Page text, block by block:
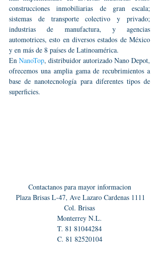
construcciones inmobiliarias de gran escala;
sistemas de transporte colectivo y privado;
industrias de manufactura, y agencias
automotrices, esto en diversos estados de México
y en más de 8 países de Latinoamérica.
En NanoTop, distribuidor autorizado Nano Depot,
ofrecemos una amplia gama de recubrimientos a
base de nanotecnología para diferentes tipos de
superficies.
Contactanos para mayor informacion
Col. Brisas
Monterrey N.L.
T. 81 81044284
C. 81 82520104